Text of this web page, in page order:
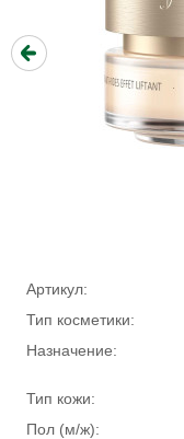
Артикул:
Тип косметики:
Назначение:
Тип кожи:
Пол (м/ж):